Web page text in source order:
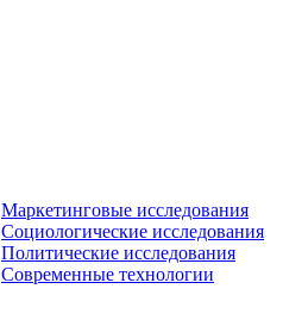
Маркетинговые исследования
Социологические исследования
Политические исследования
Современные технологии